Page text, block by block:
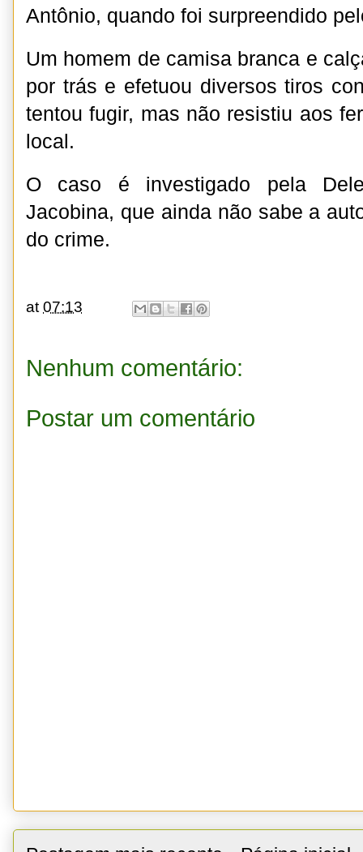
Antônio, quando foi surpreendido
Um homem de camisa branca e
por trás e efetuou diversos tiros
tentou fugir, mas não resistiu aos
local.
O caso é investigado pela
Jacobina, que ainda não sabe a
do crime.
at07:13
Nenhum comentário:
Postar um comentário